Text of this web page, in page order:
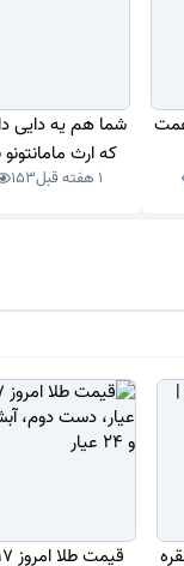
مناسب است که
بوده و بیشتر برای
برای شروع
شما هم یه دایی
که ارث مامانتونو
کشیده؟
1 هفته قبل 153
| نقره